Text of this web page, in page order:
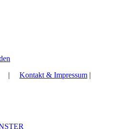
| Kontakt & Impressum |